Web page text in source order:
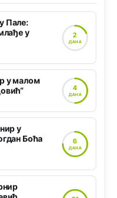
Пале:
у
2
ДАНА
у малом
4
ДАНА
у
Боћа
6
ДАНА